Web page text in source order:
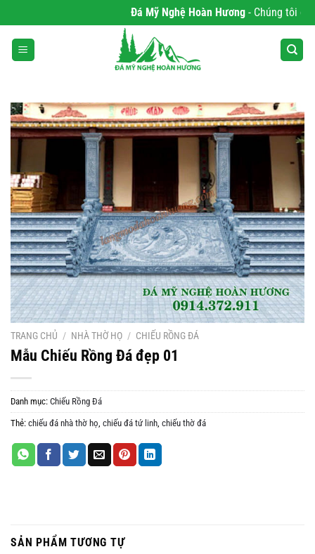
qua
nội
dung
Đá Mỹ Nghệ Hoàn Hương- Chúng tôi
TRANG CHỦ / NHÀ THỜ HỌ / CHIẾU RỒNG ĐÁ
Mẫu Chiếu Rồng Đá đẹp 01
Danh mục: Chiếu Rồng Đá
Thẻ: chiếu đá nhà thờ họ, chiếu đá tứ linh, chiếu thờ đá
SẢN PHẨM TƯƠNG TỰ